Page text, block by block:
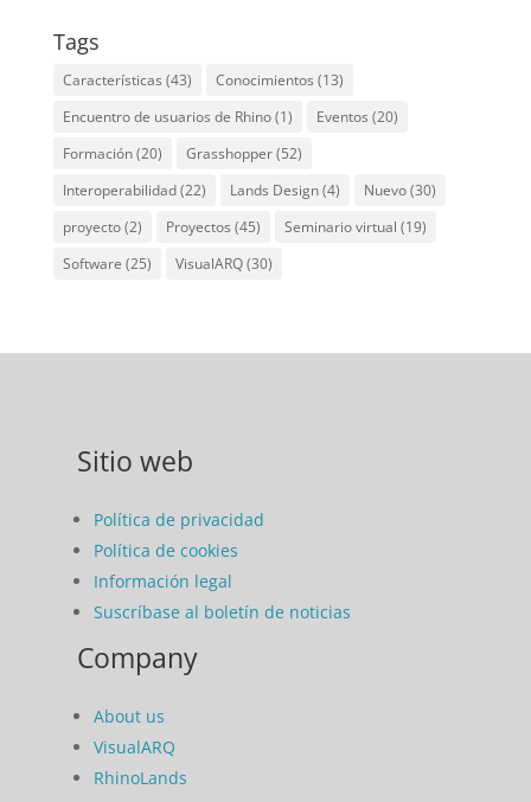
Tags
Características (43) Conocimientos (13)
Encuentro de usuarios de Rhino(1) Eventos (20)
Formación(20) Grasshopper(52)
Interoperabilidad(22) Lands Design(4) Nuevo(30)
proyecto(2) Proyectos (45) Seminario virtual (19)
Software (25) VisualARQ(30)
Sitio web
Política de privacidad
Política de cookies
Información legal
Suscríbase al boletín de noticias
Company
About us
VisualARQ
RhinoLands